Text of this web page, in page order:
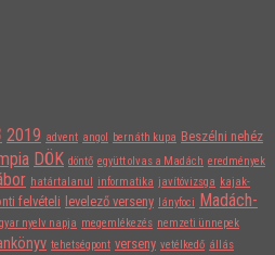
2019 advent angol bernáth kupa Beszélni nehéz
DÖK döntő együtt olvas a Madách eredmények
határtalanul informatika javítóvizsga kajak-
felvételi levelező verseny lányfoci
Madách-
nyelv napja megemlékezés nemzeti ünnepek
tehetségpont verseny vetélkedő állás